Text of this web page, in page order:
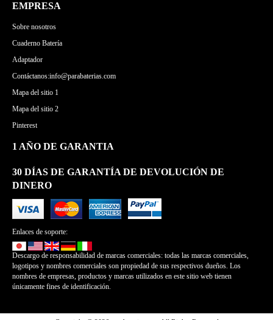
EMPRESA
Sobre nosotros
Cuaderno Batería
Adaptador
Contáctanos:info@parabaterias.com
Mapa del sitio 1
Mapa del sitio 2
Pinterest
1 AÑO DE GARANTIA
30 DÍAS DE GARANTÍA DE DEVOLUCIÓN DE
DINERO
Enlaces de soporte:
Descargo de responsabilidad de marcas comerciales: todas las marcas comerciales,
logotipos y nombres comerciales son propiedad de sus respectivos dueños. Los
nombres de empresas, productos y marcas utilizados en este sitio web tienen
únicamente fines de identificación.